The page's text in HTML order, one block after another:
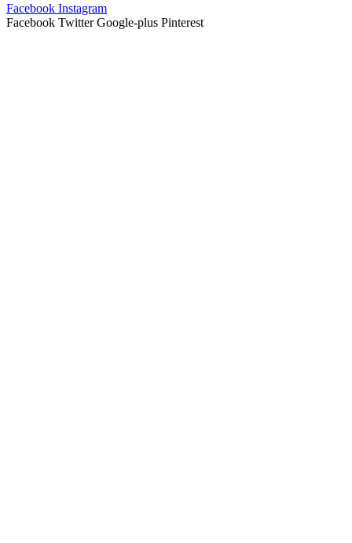
Facebook Instagram
Facebook Twitter Google-plus Pinterest